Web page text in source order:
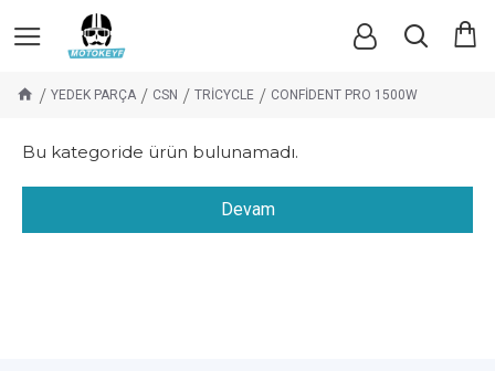
YEDEK PARÇA CSN TRİCYCLE CONFİDENT PRO 1500W
Bu kategoride ürün bulunamadı.
Devam